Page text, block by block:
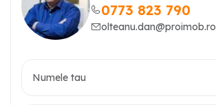
0773 823 790
olteanu.dan@proimob.ro